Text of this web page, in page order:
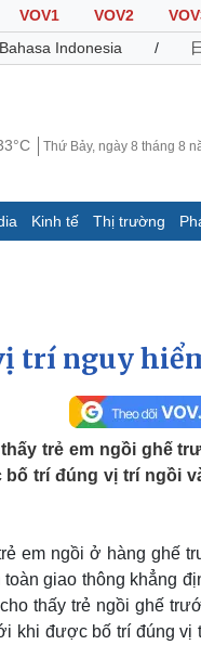
VOV1 VOV2
Bahasa Indonesia /
Thứ Bảy, ngày 8 tháng 8
Kinh tế Thị trường
Thể thao
Bóng đá
eSports
Hậu trường
Văn hóa
Sân khấu -
trí nguy
trẻ em ngồi ghế
trí đúng vị trí ngồi
em ngồi ở hàng ghế
giao thông khẳng
thấy trẻ ngồi ghế
khi được bố trí đúng